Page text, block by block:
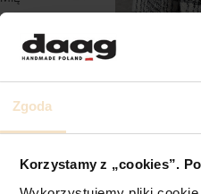
Zgoda
Korzystamy z „cookies”.
15